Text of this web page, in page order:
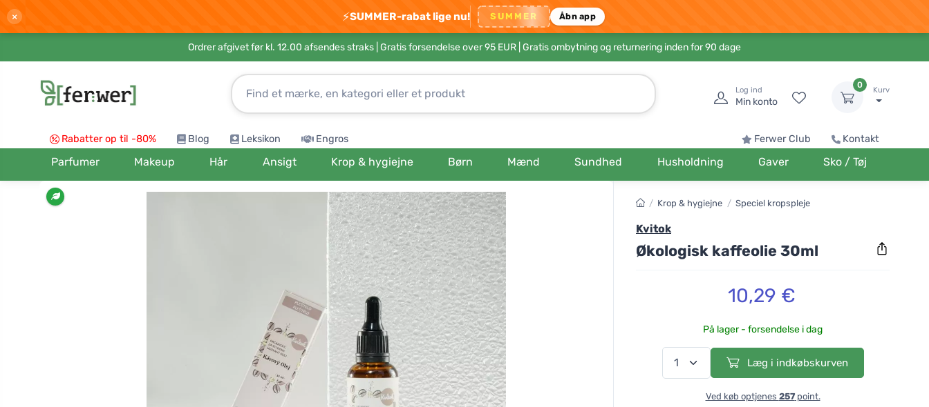
× ⚡SUMMER-rabat lige nu! SUMMER Åbn app
Ordrer afgivet før kl. 12.00 afsendes straks | Gratis forsendelse over 95 EUR | Gratis ombytning og returnering inden for 90 dage
Log ind
Min konto
0
Kurv
Rabatter op til -80% Blog Leksikon Engros Ferwer Club Kontakt
Parfumer Makeup Hår Ansigt Krop & hygiejne Børn Mænd Sundhed Husholdning Gaver Sko / Tøj
/ Krop & hygiejne / Speciel kropspleje
Kvitok
Økologisk kaffeolie 30ml
10,29 €
På lager - forsendelse i dag
Læg i indkøbskurven
Ved køb optjenes 257point.